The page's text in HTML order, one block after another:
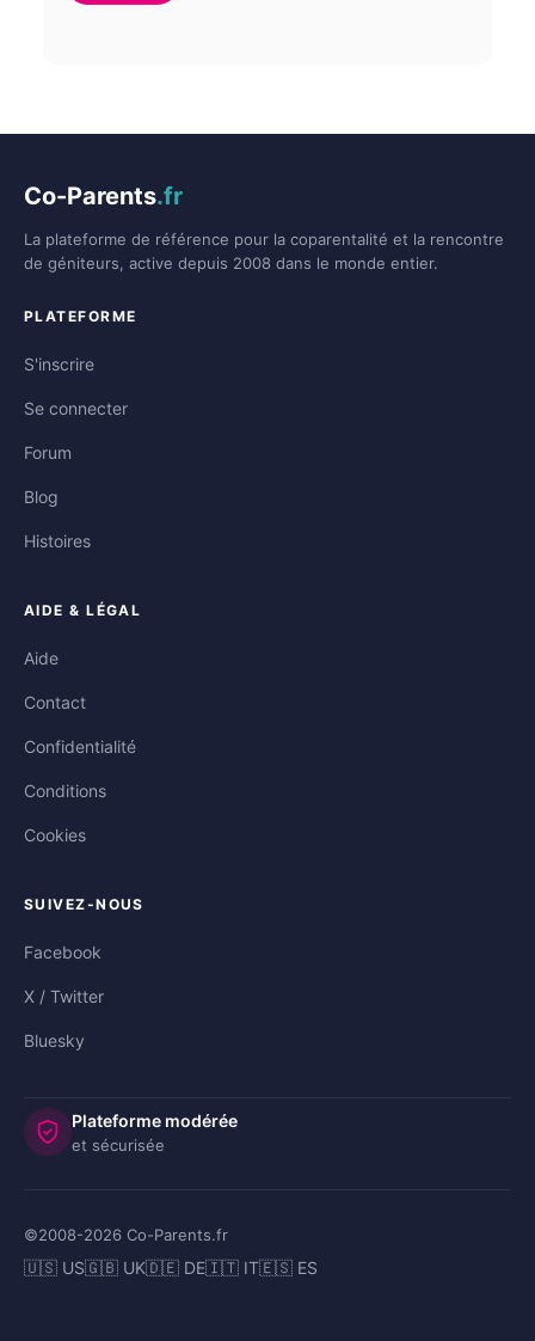
Co-Parents.fr
La plateforme de référence pour la coparentalité et la rencontre
de géniteurs, active depuis 2008 dans le monde entier.
PLATEFORME
S'inscrire
Se connecter
Forum
Blog
Histoires
AIDE & LÉGAL
Aide
Contact
Confidentialité
Conditions
Cookies
SUIVEZ-NOUS
Facebook
X / Twitter
Bluesky
Plateforme modérée
et sécurisée
©2008-2026 Co-Parents.fr
🇺🇸 US🇬🇧 UK🇩🇪 DE🇮🇹 IT🇪🇸 ES